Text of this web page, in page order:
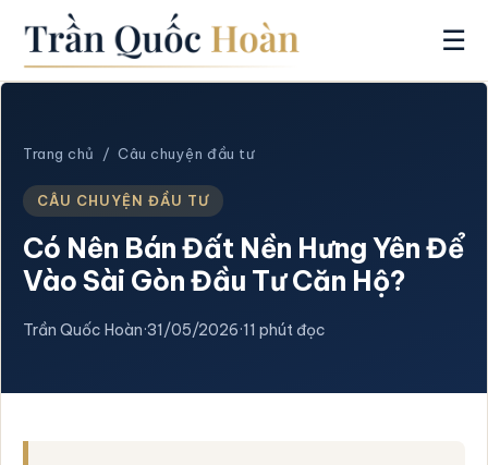
☰
Trang chủ /Câu chuyện đầu tư
CÂU CHUYỆN ĐẦU TƯ
Có Nên Bán Đất Nền Hưng Yên Để
Vào Sài Gòn Đầu Tư Căn Hộ?
Trần Quốc Hoàn·31/05/2026·11 phút đọc